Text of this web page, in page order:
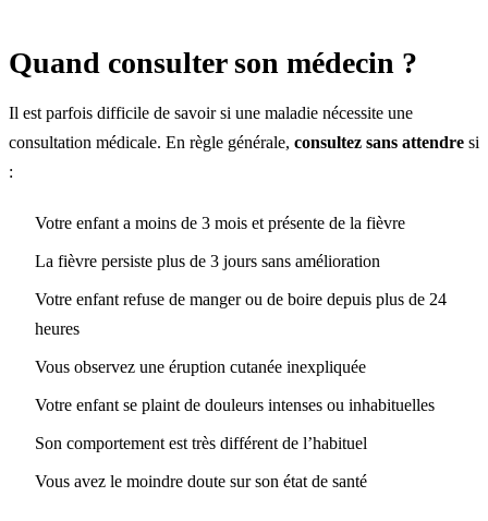
Quand consulter son médecin ?
Il est parfois difficile de savoir si une maladie nécessite une
consultation médicale. En règle générale, consultez sans attendre si
:
Votre enfant a moins de 3 mois et présente de la fièvre
La fièvre persiste plus de 3 jours sans amélioration
Votre enfant refuse de manger ou de boire depuis plus de 24
heures
Vous observez une éruption cutanée inexpliquée
Votre enfant se plaint de douleurs intenses ou inhabituelles
Son comportement est très différent de l’habituel
Vous avez le moindre doute sur son état de santé